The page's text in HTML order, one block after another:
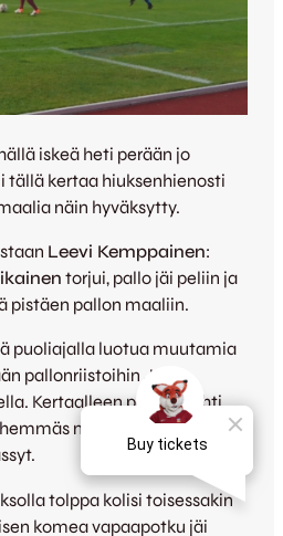
iskeä heti perään jo
kertaa hiuksenhienosti
näin hyväksytty.
Leevi Kemppainen:
torjui, pallo jäi peliin ja
pistäen pallon maaliin.
puoliajalla luotua muutamia
pallonriistoihin JJK:n
Kertaalleen pallo kolahti
maalia ei kotijoukkue
tolppa kolisi toisessakin
komea vapaapotku jäi